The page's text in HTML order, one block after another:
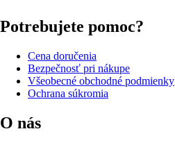
Potrebujete pomoc?
Cena doručenia
Bezpečnosť pri nákupe
Všeobecné obchodné podmienky
Ochrana súkromia
O nás